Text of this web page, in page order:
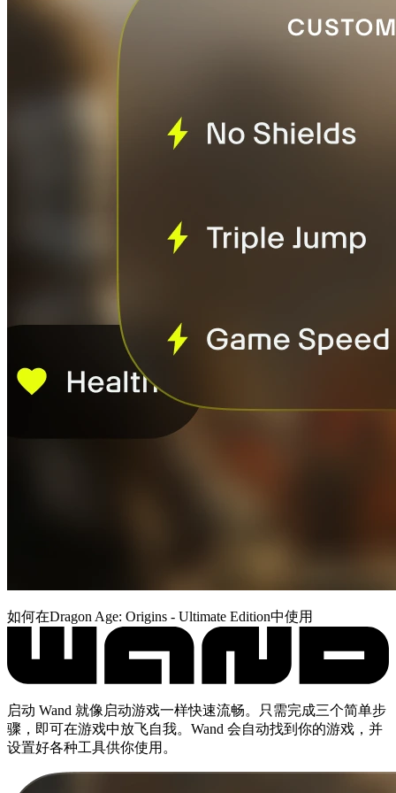
如何在Dragon Age: Origins - Ultimate Edition中使用
启动 Wand 就像启动游戏一样快速流畅。只需完成三个简单步
骤，即可在游戏中放飞自我。Wand 会自动找到你的游戏，并
设置好各种工具供你使用。